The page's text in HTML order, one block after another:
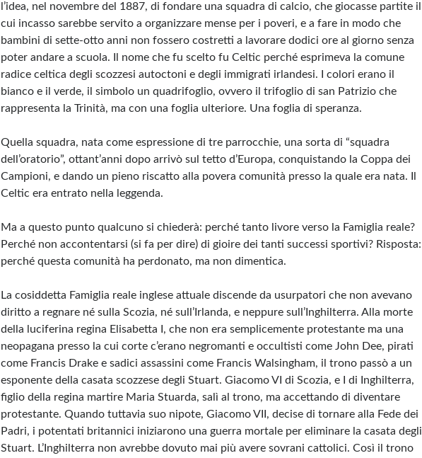
l’idea, nel novembre del 1887, di fondare una squadra di calcio, che giocasse partite il
cui incasso sarebbe servito a organizzare mense per i poveri, e a fare in modo che
bambini di sette-otto anni non fossero costretti a lavorare dodici ore al giorno senza
poter andare a scuola. Il nome che fu scelto fu Celtic perché esprimeva la comune
radice celtica degli scozzesi autoctoni e degli immigrati irlandesi. I colori erano il
bianco e il verde, il simbolo un quadrifoglio, ovvero il trifoglio di san Patrizio che
rappresenta la Trinità, ma con una foglia ulteriore. Una foglia di speranza.
Quella squadra, nata come espressione di tre parrocchie, una sorta di “squadra
dell’oratorio”, ottant’anni dopo arrivò sul tetto d’Europa, conquistando la Coppa dei
Campioni, e dando un pieno riscatto alla povera comunità presso la quale era nata. Il
Celtic era entrato nella leggenda.
Ma a questo punto qualcuno si chiederà: perché tanto livore verso la Famiglia reale?
Perché non accontentarsi (si fa per dire) di gioire dei tanti successi sportivi? Risposta:
perché questa comunità ha perdonato, ma non dimentica.
La cosiddetta Famiglia reale inglese attuale discende da usurpatori che non avevano
diritto a regnare né sulla Scozia, né sull’Irlanda, e neppure sull’Inghilterra. Alla morte
della luciferina regina Elisabetta I, che non era semplicemente protestante ma una
neopagana presso la cui corte c’erano negromanti e occultisti come John Dee, pirati
come Francis Drake e sadici assassini come Francis Walsingham, il trono passò a un
esponente della casata scozzese degli Stuart. Giacomo VI di Scozia, e I di Inghilterra,
figlio della regina martire Maria Stuarda, salì al trono, ma accettando di diventare
protestante. Quando tuttavia suo nipote, Giacomo VII, decise di tornare alla Fede dei
Padri, i potentati britannici iniziarono una guerra mortale per eliminare la casata degli
Stuart. L’Inghilterra non avrebbe dovuto mai più avere sovrani cattolici. Così il trono